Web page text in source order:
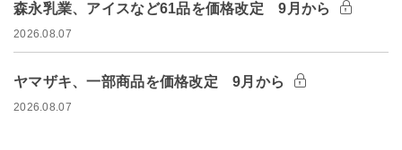
森永乳業、アイスなど61品を価格改定 9月から
2026.08.07
ヤマザキ、一部商品を価格改定 9月から
2026.08.07